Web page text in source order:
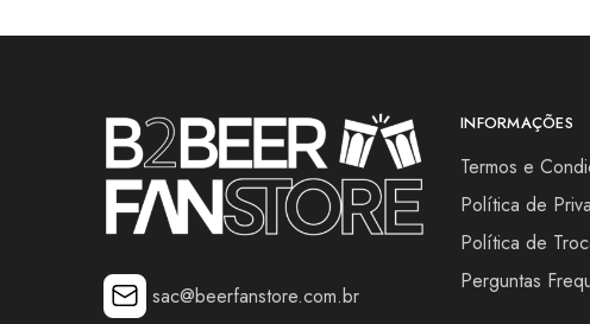
sac@beerfanstore.com.br
INFORMAÇÕES
Termos e
Política de
Política de
Perguntas